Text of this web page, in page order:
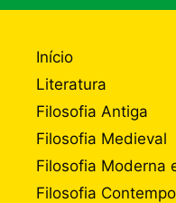
Início
Literatura
Filosofia Antiga
Filosofia Medieval
Filosofia Moderna
Filosofia